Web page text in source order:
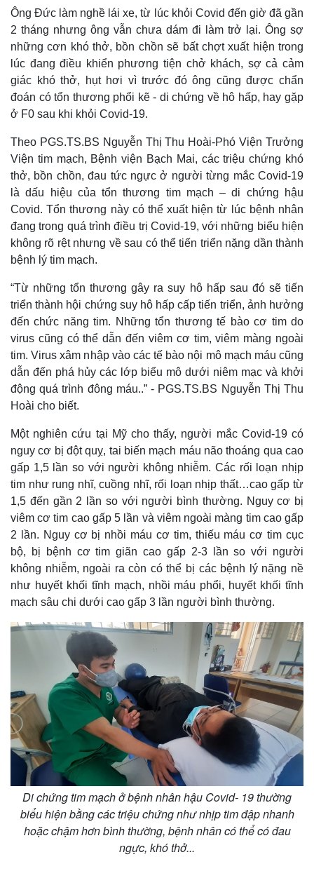
Thế giới
Quan sát
Cuộc sống đó đây
Multimedia
Video
Infographic
Ông Đức làm nghề lái xe, từ lúc khỏi Covid đến giờ đã gần
2 tháng nhưng ông vẫn chưa dám đi làm trở lại. Ông sợ
những cơn khó thở, bồn chồn sẽ bất chợt xuất hiện trong
lúc đang điều khiển phương tiện chở khách, sợ cả cảm
giác khó thở, hụt hơi vì trước đó ông cũng được chẩn
đoán có tổn thương phổi kẽ - di chứng về hô hấp, hay gặp
ở F0 sau khi khỏi Covid-19.
Theo PGS.TS.BS Nguyễn Thị Thu Hoài-Phó Viện Trưởng
Viện tim mạch, Bệnh viện Bạch Mai, các triệu chứng khó
thở, bồn chồn, đau tức ngực ở người từng mắc Covid-19
là dấu hiệu của tổn thương tim mạch – di chứng hậu
Covid. Tổn thương này có thể xuất hiện từ lúc bệnh nhân
đang trong quá trình điều trị Covid-19, với những biểu hiện
không rõ rệt nhưng về sau có thể tiến triển nặng dần thành
bệnh lý tim mạch.
“Từ những tổn thương gây ra suy hô hấp sau đó sẽ tiến
triển thành hội chứng suy hô hấp cấp tiến triển, ảnh hưởng
đến chức năng tim. Những tổn thương tế bào cơ tim do
virus cũng có thể dẫn đến viêm cơ tim, viêm màng ngoài
tim. Virus xâm nhập vào các tế bào nội mô mạch máu cũng
dẫn đến phá hủy các lớp biểu mô dưới niêm mạc và khởi
động quá trình đông máu..” - PGS.TS.BS Nguyễn Thị Thu
Hoài cho biết.
Một nghiên cứu tại Mỹ cho thấy, người mắc Covid-19 có
nguy cơ bị đột quỵ, tai biến mạch máu não thoáng qua cao
gấp 1,5 lần so với người không nhiễm. Các rối loạn nhịp
tim như rung nhĩ, cuồng nhĩ, rối loạn nhịp thất…cao gấp từ
1,5 đến gần 2 lần so với người bình thường. Nguy cơ bị
viêm cơ tim cao gấp 5 lần và viêm ngoài màng tim cao gấp
2 lần. Nguy cơ bị nhồi máu cơ tim, thiếu máu cơ tim cục
bộ, bị bệnh cơ tim giãn cao gấp 2-3 lần so với người
không nhiễm, ngoài ra còn có thể bị các bệnh lý nặng nề
như huyết khối tĩnh mạch, nhồi máu phổi, huyết khối tĩnh
mạch sâu chi dưới cao gấp 3 lần người bình thường.
Di chứng tim mạch ở bệnh nhân hậu Covid- 19 thường
biểu hiện bằng các triệu chứng như nhịp tim đập nhanh
hoặc chậm hơn bình thường, bệnh nhân có thể có đau
ngực, khó thở...